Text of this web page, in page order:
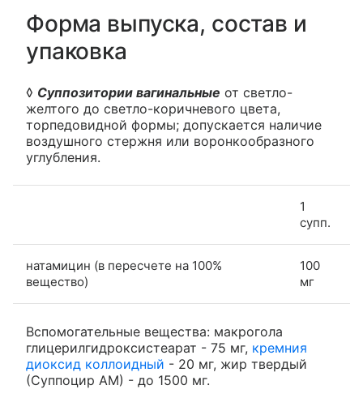
Форма выпуска, состав и
упаковка
◊ Суппозитории вагинальные от светло-
желтого до светло-коричневого цвета,
торпедовидной формы; допускается наличие
воздушного стержня или воронкообразного
углубления.
1
супп.
натамицин (в пересчете на 100%
вещество)
100
мг
Вспомогательные вещества: макрогола
глицерилгидроксистеарат - 75 мг, кремния
диоксид коллоидный - 20 мг, жир твердый
(Суппоцир АМ) - до 1500 мг.